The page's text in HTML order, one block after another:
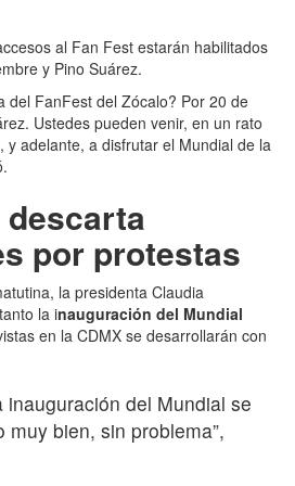
al Fan Fest estarán habilitados
y Pino Suárez.
del FanFest del Zócalo? Por 20 de
Ustedes pueden venir, en un rato
y adelante, a disfrutar el Mundial de la
por protestas
la presidenta Claudia
la inauguración del Mundial
en la CDMX se desarrollarán con
inauguración del Mundial se
muy bien, sin problema”,